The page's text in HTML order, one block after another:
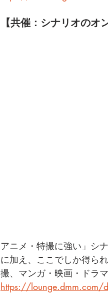
【共催：シナリオのオ
アニメ・特撮に強い」シ
に加え、ここでしか得ら
撮、マンガ・映画・ドラ
https://